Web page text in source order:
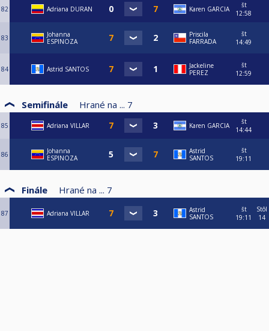
82 Adriana DURAN Karen GARCIA
št
12:58
83
Johanna
ESPINOZA
Priscila
FARRADA
št
14:49
84 Astrid SANTOS
Jackeline
PEREZ
št
12:59
Semifinále Hrané na ... 7
85 Adriana VILLAR Karen GARCIA
št
14:44
86
Johanna
ESPINOZA
Astrid
SANTOS
št
19:11
Finále Hrané na ... 7
87 Adriana VILLAR
Astrid
SANTOS
št
19:11
Stôl
14